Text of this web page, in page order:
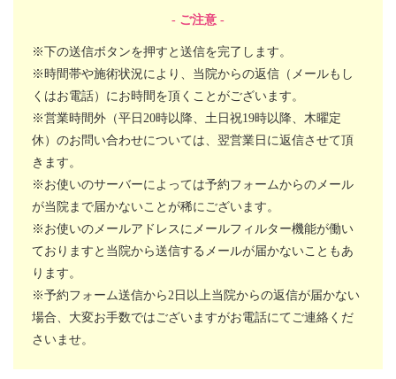
- ご注意 -
※下の送信ボタンを押すと送信を完了します。
※時間帯や施術状況により、当院からの返信（メールもし
くはお電話）にお時間を頂くことがございます。
※営業時間外（平日20時以降、土日祝19時以降、木曜定
休）のお問い合わせについては、翌営業日に返信させて頂
きます。
※お使いのサーバーによっては予約フォームからのメール
が当院まで届かないことが稀にございます。
※お使いのメールアドレスにメールフィルター機能が働い
ておりますと当院から送信するメールが届かないこともあ
ります。
※予約フォーム送信から2日以上当院からの返信が届かない
場合、大変お手数ではございますがお電話にてご連絡くだ
さいませ。